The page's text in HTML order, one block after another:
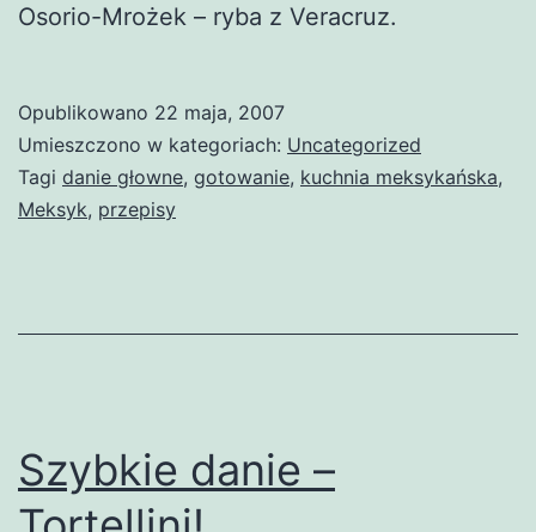
Osorio-Mrożek – ryba z Veracruz.
Opublikowano 22 maja, 2007
Umieszczono w kategoriach: Uncategorized
Tagi danie głowne, gotowanie, kuchnia meksykańska,
Meksyk, przepisy
Szybkie danie –